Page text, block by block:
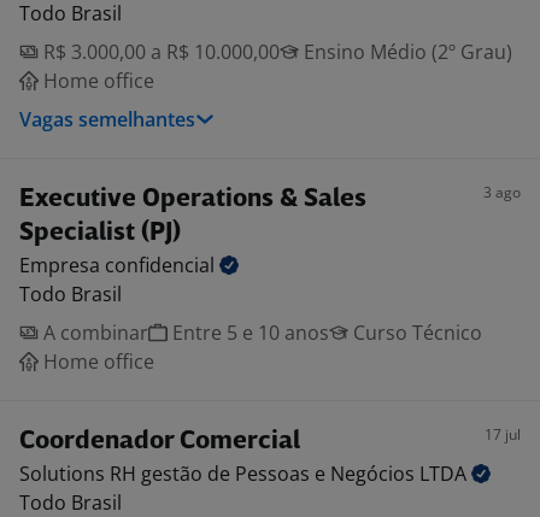
Todo Brasil
R$ 3.000,00 a R$ 10.000,00
Ensino Médio (2º Grau)
Home office
Vagas semelhantes
Executive Operations & Sales
Specialist (PJ)
3 ago
Empresa confidencial
Todo Brasil
A combinar
Entre 5 e 10 anos
Curso Técnico
Home office
Coordenador Comercial 17 jul
Solutions RH gestão de Pessoas e Negócios LTDA
Todo Brasil